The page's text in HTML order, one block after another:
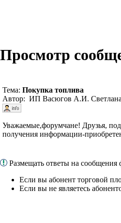
Просмотр
Тема: Покупка топлива
Автор: ИП Васюгов А.И.
Уважаемые,форумчане! Друзья,
получения информации-
Размещать ответы на
Если вы абонент торговой
Если вы не являетесь